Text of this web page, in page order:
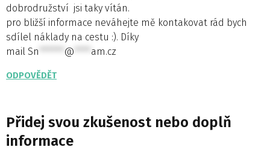
dobrodružství jsi taky vítán.
pro bližší informace neváhejte mě kontakovat rád bych
sdílel náklady na cestu :). Díky
mail Sn ****** @ **** am.cz
ODPOVĚDĚT
Přidej svou zkušenost nebo doplň
informace